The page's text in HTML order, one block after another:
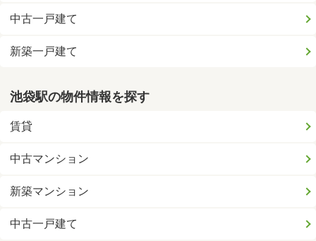
中古一戸建て
新築一戸建て
池袋駅の物件情報を探す
賃貸
中古マンション
新築マンション
中古一戸建て